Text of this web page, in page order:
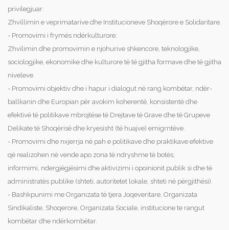
privilegjuar:
Zhvillimin e veprimatarive dhe Institucioneve Shoqërore e Solidaritare.
- Promovimi i frymës ndërkulturore:
Zhvilimin dhe promovimin e njohurive shkencore, teknologjike,
sociologjike, ekonomike dhe kulturore të të gjitha formave dhe të gjitha
niveleve.
- Promovimi objektiv dhe i hapur i dialogut në rang kombëtar, ndër-
ballkanin dhe Europian për avokim koherentë, konsistentë dhe
efektivë të politikave mbrojtëse të Drejtave të Grave dhe të Grupeve
Delikate të Shoqërisë dhe kryesisht (të huajve) emigrntëve.
- Promovimi dhe nxjerrja në pah e politikave dhe praktikave efektive
që realizohen në vende apo zona të ndryshme të botës;
informimi, ndergjëgjësimi dhe aktivizimi i opoinionit publik si dhe të
administratës publike (shteti, autoritetet lokale, shteti në përgjithësi).
- Bashkpunimi me Organizata të tjera Joqeveritare, Organizata
Sindikaliste, Shoqerore, Organizata Sociale, institucione te rangut
kombëtar dhe ndërkombëtar.